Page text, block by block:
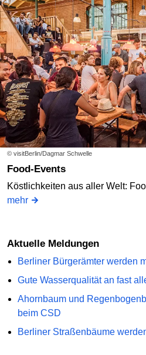
© visitBerlin/Dagmar Schwelle
Food-Events
Köstlichkeiten aus aller Welt:
mehr
Aktuelle Meldungen
Berliner Bürgerämter werden
Gute Wasserqualität an fast
Ahornbaum und
beim CSD
Berliner Straßenbäume